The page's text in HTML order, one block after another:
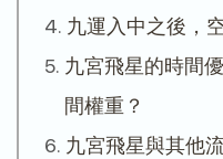
九運入中之後，
九宮飛星的時間
間權重？
九宮飛星與其他